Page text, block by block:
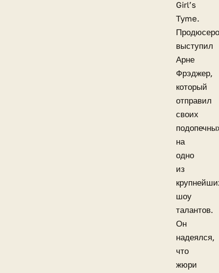
Girl’s
Tyme.
выступил
Арне
Фрэджер,
который
отправил
своих
на
одно
из
шоу
талантов.
Он
надеялся,
что
жюри